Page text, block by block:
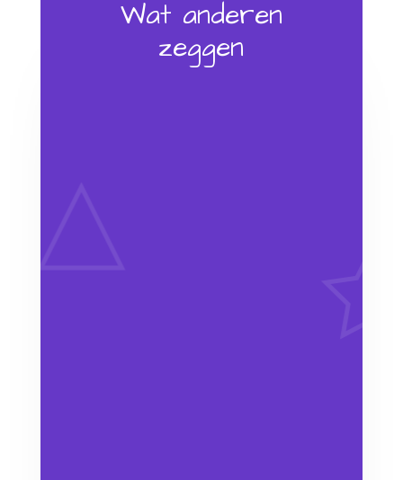
Wat anderen
zeggen